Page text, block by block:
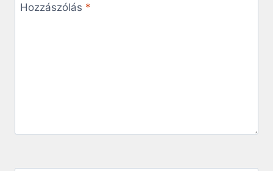
Hozzászólás *